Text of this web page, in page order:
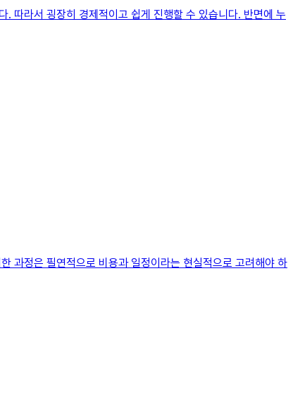
따라서 굉장히 경제적이고 쉽게 진행할 수 있습니다. 반면에 누
과정은 필연적으로 비용과 일정이라는 현실적으로 고려해야 하